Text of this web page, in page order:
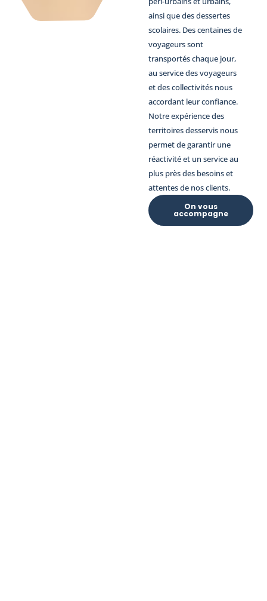
ainsi que des dessertes
scolaires. Des centaines de
voyageurs sont
transportés chaque jour,
au service des voyageurs
et des collectivités nous
accordant leur confiance.
Notre expérience des
territoires desservis nous
permet de garantir une
réactivité et un service au
plus près des besoins et
attentes de nos clients.
On vous
accompagne